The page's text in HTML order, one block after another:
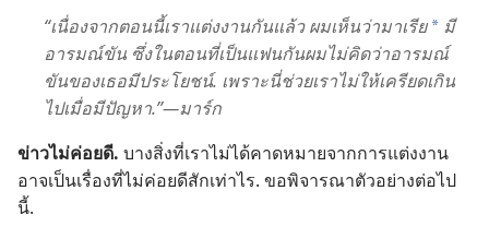
“เนื่อง​จาก​ตอน​นี้​เรา​แต่งงาน​กัน​แล้ว ผม​เห็น​ว่า​มาเรีย * มี​
อารมณ์​ขัน ซึ่ง​ใน​ตอน​ที่​เป็น​แฟน​กัน​ผม​ไม่​คิด​ว่า​อารมณ์​
ขัน​ของ​เธอ​มี​ประโยชน์. เพราะ​นี่​ช่วย​เรา​ไม่​ให้​เครียด​เกิน​
ไป​เมื่อ​มี​ปัญหา.”—มาร์ก
ข่าว​ไม่​ค่อย​ดี. บาง​สิ่ง​ที่​เรา​ไม่​ได้​คาด​หมาย​จาก​การ​แต่งงาน​
อาจ​เป็น​เรื่อง​ที่​ไม่​ค่อย​ดี​สัก​เท่า​ไร. ขอ​พิจารณา​ตัว​อย่าง​ต่อ​ไป​
นี้.